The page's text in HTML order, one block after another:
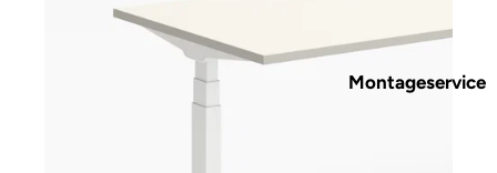
Montageservice